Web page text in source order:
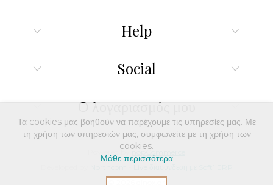
Help
Social
Ο λογαριασμός μου
Powered by nopCommerce
Τα cookies μας βοηθούν να παρέχουμε τις υπηρεσίες μας. Με
τη χρήση των υπηρεσιών μας, συμφωνείτε με τη χρήση των
cookies.
Μάθε περισσότερα